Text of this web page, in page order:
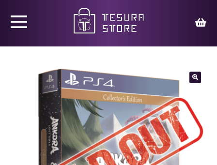
Juegos
Ed. Coleccionista
Merchandising
Contacto